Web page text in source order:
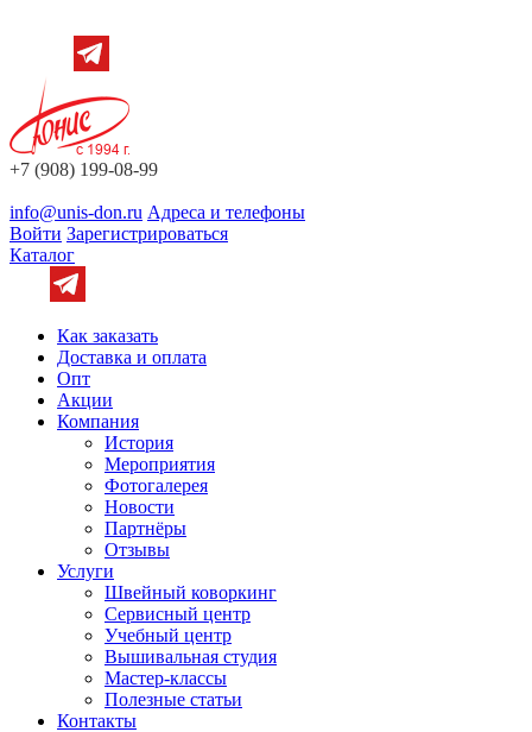
+7 (908) 199-08-99
info@unis-don.ru Адреса и телефоны
Войти Зарегистрироваться
Каталог
Как заказать
Доставка и оплата
Опт
Акции
Компания
История
Мероприятия
Фотогалерея
Новости
Партнёры
Отзывы
Услуги
Швейный коворкинг
Сервисный центр
Учебный центр
Вышивальная студия
Мастер-классы
Полезные статьи
Контакты